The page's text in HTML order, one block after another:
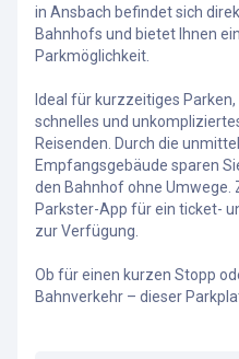
in Ansbach befindet sich
Bahnhofs und bietet Ihnen
Parkmöglichkeit.
Ideal für kurzzeitiges
schnelles und
Reisenden. Durch die
Empfangsgebäude sparen
den Bahnhof ohne Umwege.
Parkster-App für ein ticket-
zur Verfügung.
Ob für einen kurzen Stopp
Bahnverkehr – dieser